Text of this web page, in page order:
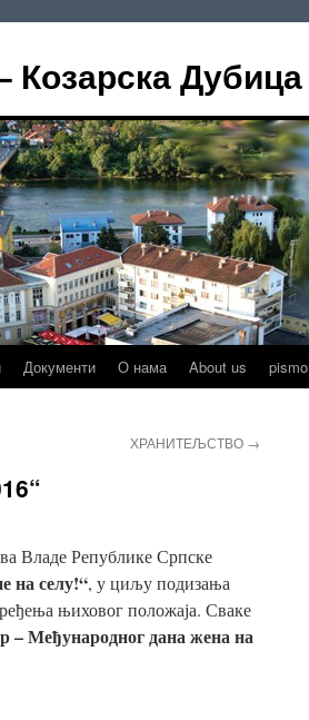
Козарска Дубица
Документи О нама About us pismo
ХРАНИТЕЉСТВО →
Владе Републике Српске
селу!“, у циљу подизања
њиховог положаја. Сваке
– Међународног дана жена на